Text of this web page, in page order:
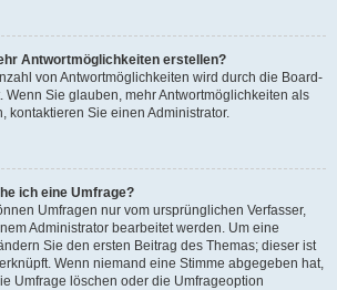
Antwortmöglichkeiten erstellen?
von Antwortmöglichkeiten wird durch die Board-
Wenn Sie glauben, mehr Antwortmöglichkeiten als
kontaktieren Sie einen Administrator.
ich eine Umfrage?
Umfragen nur vom ursprünglichen Verfasser,
Administrator bearbeitet werden. Um eine
Sie den ersten Beitrag des Themas; dieser ist
Wenn niemand eine Stimme abgegeben hat,
Umfrage löschen oder die Umfrageoption